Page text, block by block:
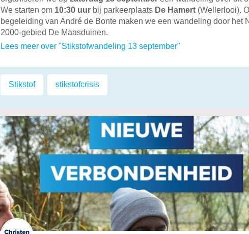
We starten om 10:30 uur bij parkeerplaats De Hamert (Wellerlooi).
begeleiding van André de Bonte maken we een wandeling door het
2000-gebied De Maasduinen.
Lees meer over "Stikstofwandeling 13 september"
Labels:
Stikstof stikstofcrisis